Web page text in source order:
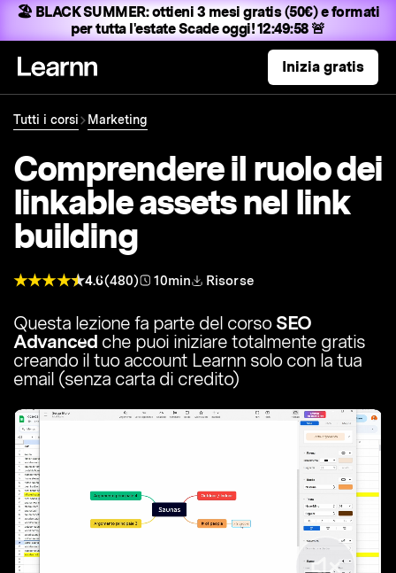
🏖️ BLACK SUMMER:ottieni 3 mesi gratis (50€) e formati
per tutta l'estateScade oggi! 12:49:57 🚨
Inizia gratis
Tutti i corsi Marketing
Comprendere il ruolo dei
linkable assets nel link
building
4.6(480) 10min Risorse
Questa lezione fa parte del corso SEO
Advanced che puoi iniziare totalmente gratis
creando il tuo account Learnn solo con la tua
email (senza carta di credito)